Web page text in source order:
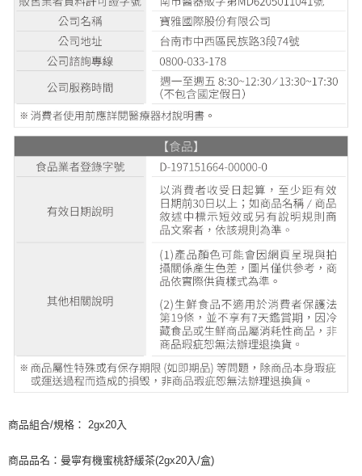
商品組合/規格： 2gx20入
商品品名：曼寧有機蜜桃舒緩茶(2gx20入/盒)